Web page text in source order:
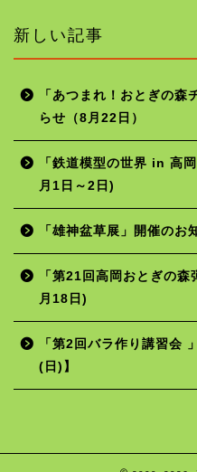
新しい記事
「あつまれ！おとぎの森
らせ（8月22日）
「鉄道模型の世界 in 高
月1日～2日)
「雄神盆草展」開催のお
「第21回高岡おとぎの
月18日)
「第2回バラ作り講習会
(日)】